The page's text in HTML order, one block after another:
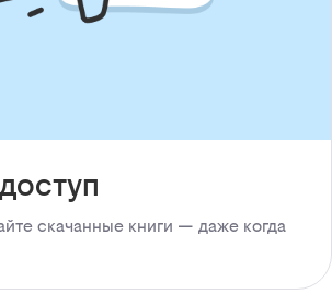
скачанные книги — даже когда